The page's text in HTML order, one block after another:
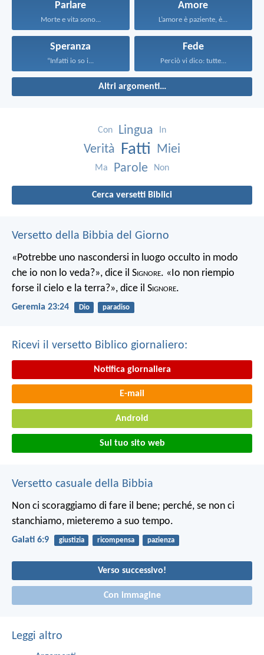
Parlare
Morte e vita sono...
Amore
L’amore è paziente, è...
Speranza
“Infatti io so i...
Fede
Perciò vi dico: tutte...
Altri argomenti…
Con Lingua In
Verità Fatti Miei
Ma Parole Non
Cerca versetti Biblici
Versetto della Bibbia del Giorno
«Potrebbe uno nascondersi in luogo occulto in modo
che io non lo veda?», dice il Signore. «Io non riempio
forse il cielo e la terra?», dice il Signore.
Geremia 23:24 Dio paradiso
Ricevi il versetto Biblico giornaliero:
Notifica giornaliera
E-mail
Android
Sul tuo sito web
Versetto casuale della Bibbia
Non ci scoraggiamo di fare il bene; perché, se non ci
stanchiamo, mieteremo a suo tempo.
Galati 6:9 giustizia ricompensa pazienza
Verso successivo!
Con immagine
Leggi altro